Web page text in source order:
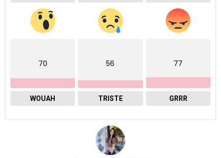
70
WOUAH
56
TRISTE
77
GRRR